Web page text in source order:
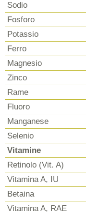
Sodio
Fosforo
Potassio
Ferro
Magnesio
Zinco
Rame
Fluoro
Manganese
Selenio
Vitamine
Retinolo (Vit. A)
Vitamina A, IU
Betaina
Vitamina A, RAE